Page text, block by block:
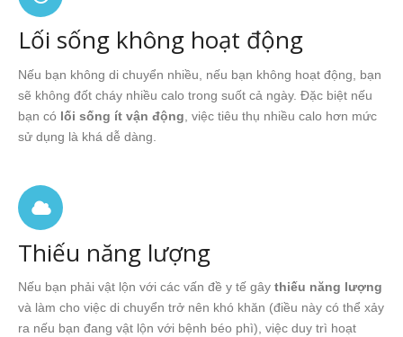
Lối sống không hoạt động
Nếu bạn không di chuyển nhiều, nếu bạn không hoạt động, bạn
sẽ không đốt cháy nhiều calo trong suốt cả ngày. Đặc biệt nếu
bạn có lối sống ít vận động , việc tiêu thụ nhiều calo hơn mức
sử dụng là khá dễ dàng.
Thiếu năng lượng
Nếu bạn phải vật lộn với các vấn đề y tế gây thiếu năng lượng
và làm cho việc di chuyển trở nên khó khăn (điều này có thể xảy
ra nếu bạn đang vật lộn với bệnh béo phì), việc duy trì hoạt